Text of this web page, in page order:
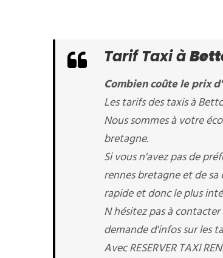
Tarif Taxi à
Combien coûte le prix
Les tarifs des taxis à
Nous sommes à votre
bretagne.
Si vous n'avez pas de
rennes bretagne et de sa
rapide et donc le plus
N hésitez pas à contacter
demande d'infos sur les
Avec RESERVER TAXI